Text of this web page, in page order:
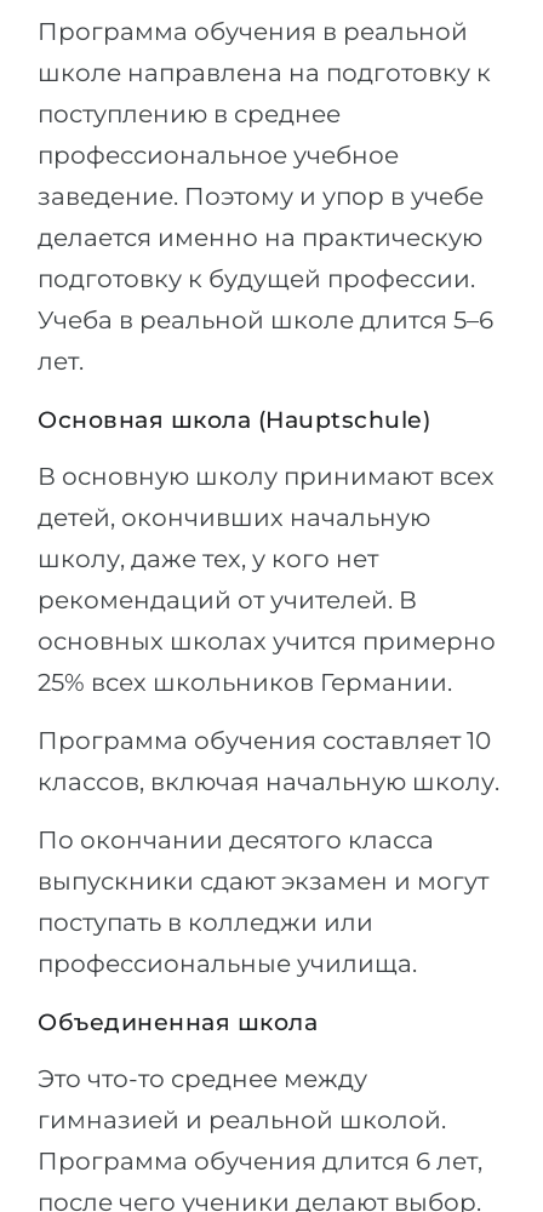
Программа обучения в реальной
школе направлена на подготовку к
поступлению в среднее
профессиональное учебное
заведение. Поэтому и упор в учебе
делается именно на практическую
подготовку к будущей профессии.
Учеба в реальной школе длится 5–6
лет.
Основная школа (Hauptschule)
В основную школу принимают всех
детей, окончивших начальную
школу, даже тех, у кого нет
рекомендаций от учителей. В
основных школах учится примерно
25% всех школьников Германии.
Программа обучения составляет 10
классов, включая начальную школу.
По окончании десятого класса
выпускники сдают экзамен и могут
поступать в колледжи или
профессиональные училища.
Объединенная школа
Это что-то среднее между
гимназией и реальной школой.
Программа обучения длится 6 лет,
после чего ученики делают выбор.